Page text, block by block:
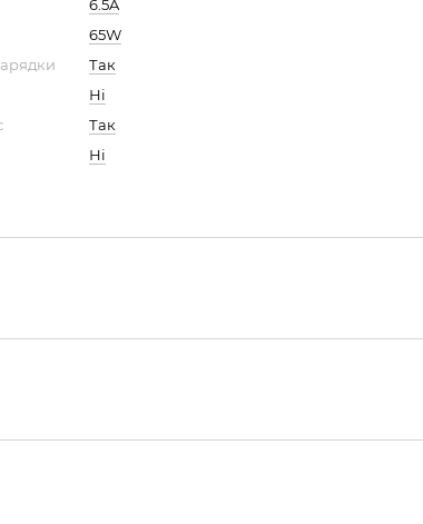
6.5A
65W
Так
Ні
Так
Ні